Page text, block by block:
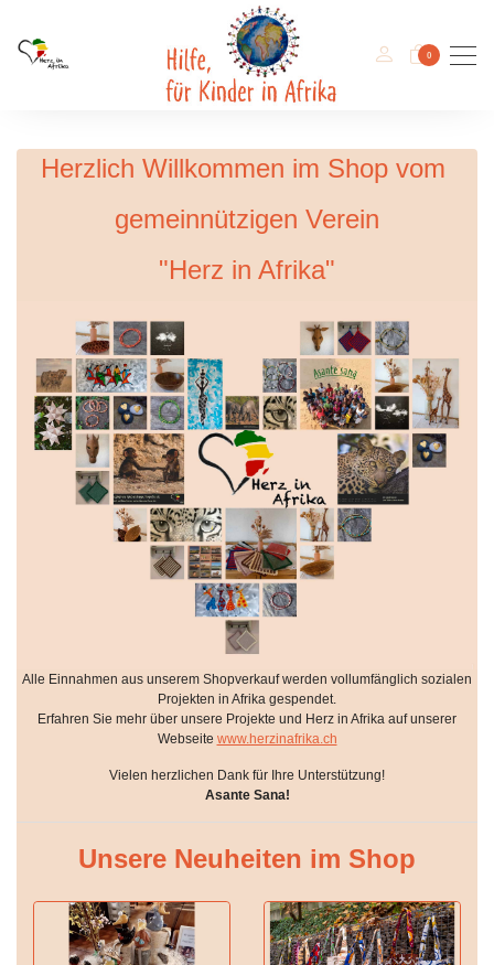
0
Herzlich Willkommen im Shop vom
gemeinnützigen Verein
"Herz in Afrika"
Alle Einnahmen aus unserem Shopverkauf werden vollumfänglich sozialen
Projekten in Afrika gespendet.
Erfahren Sie mehr über unsere Projekte und Herz in Afrika auf unserer
Webseite www.herzinafrika.ch
Vielen herzlichen Dank für Ihre Unterstützung!
Asante Sana!
Unsere Neuheiten im Shop